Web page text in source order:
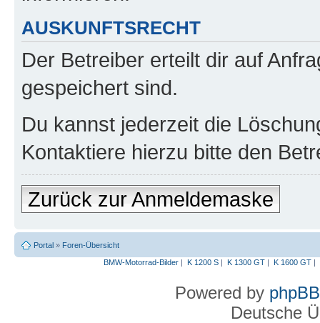
AUSKUNFTSRECHT
Der Betreiber erteilt dir auf
gespeichert sind.
Du kannst jederzeit die
Kontaktiere hierzu bitte den
Zurück zur Anmeldemaske
Portal » Foren-Übersicht
BMW-Motorrad-Bilder| K 1200 S| K 1300 GT| K 1600 GT|
Powered by phpBB
Deutsche